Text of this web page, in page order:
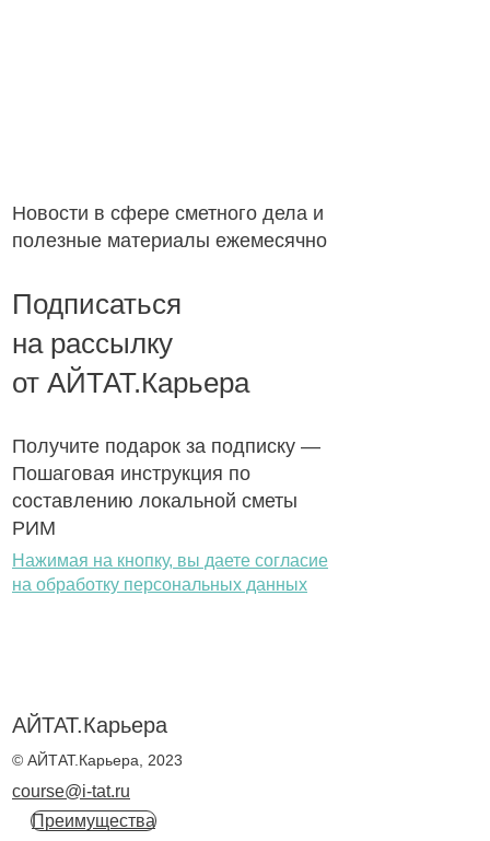
Новости в сфере сметного дела и
полезные материалы ежемесячно
Подписаться
на рассылку
от АЙТАТ.Карьера
Получите подарок за подписку —
Пошаговая инструкция по
составлению локальной сметы
РИМ
Нажимая на кнопку, вы даете согласие
на обработку персональных данных
АЙТАТ.Карьера
© АЙТАТ.Карьера, 2023
course@i-tat.ru
Преимущества